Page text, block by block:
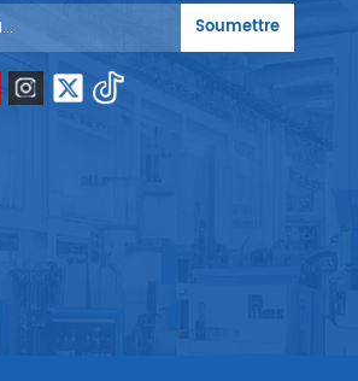
Soumettre